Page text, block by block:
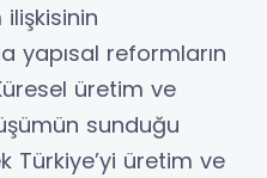
yapısal reformların
üretim ve
sunduğu
Türkiye’yi üretim ve